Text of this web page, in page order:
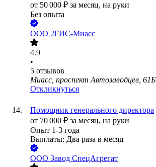
от 50 000 ₽ за месяц, на руки
Без опыта
ООО 2ГИС-Миасс
4.9
•
5 отзывов
Миасс, проспект Автозаводцев, 61Б
Откликнуться
Помощник генерального директора
от 70 000 ₽ за месяц, на руки
Опыт 1-3 года
Выплаты: Два раза в месяц
ООО Завод СпецАгрегат